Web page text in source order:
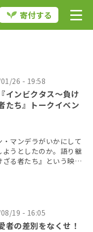
寄付する
26 - 19:58
インビクタス～負け
たち』トークイベン
マンデラがいかにして
うとしたのか。語り継
る者たち』という映画
ティ・インターナ […]
19 - 16:05
者の差別をなくせ！